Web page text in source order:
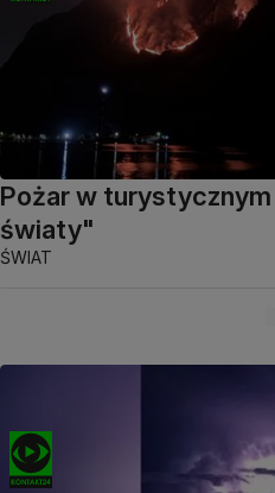
Pożar w
światy"
ŚWIAT